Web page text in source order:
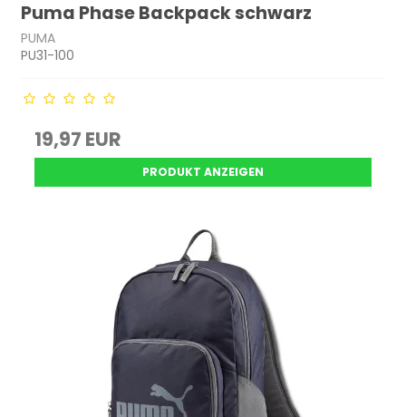
Puma Phase Backpack schwarz
PUMA
PU31-100
19,97 EUR
PRODUKT ANZEIGEN